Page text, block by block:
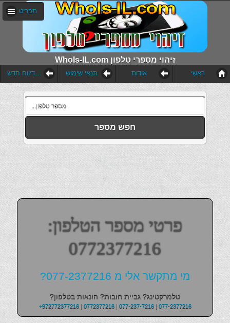
WhoIs-IL.com זיהוי מספרי טלפון
תפריט
הוסף דיווח חדש תנאי שימוש אודות ראשי
חפש מספר
פרטי מספר הטלפון:
0772377216
מי מתקשר אלי מ 077-2377216?
טלמרקטינג? גביית חובות? הונאות בטלפון?
+972772377216| 0772377216| 077-237-7216| 077-2377216